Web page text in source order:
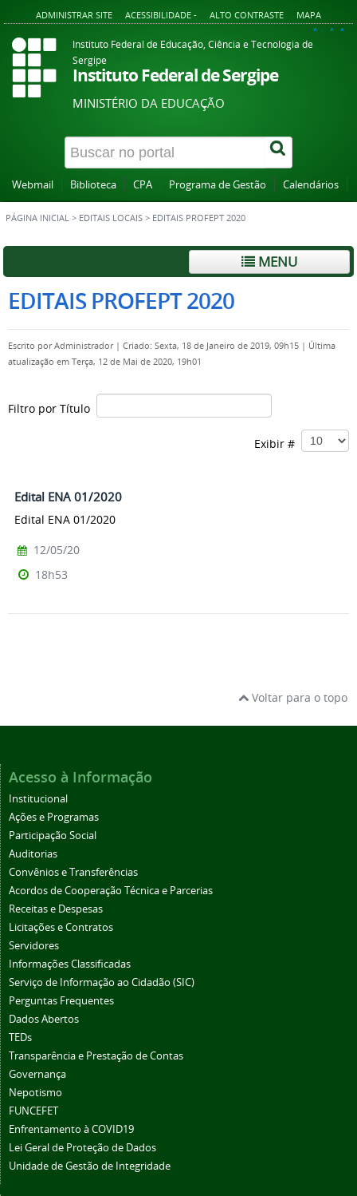
ADMINISTRAR SITE ACESSIBILIDADE - ALTO CONTRASTE MAPA
A+ A A-
Instituto Federal de Educação, Ciência e Tecnologia de
Sergipe
Instituto Federal de Sergipe
MINISTÉRIO DA EDUCAÇÃO
Webmail Biblioteca CPA Programa de Gestão Calendários
PÁGINA INICIAL > EDITAIS LOCAIS > EDITAIS PROFEPT 2020
MENU
EDITAIS PROFEPT 2020
Escrito porAdministrador | Criado: Sexta, 18 de Janeiro de 2019, 09h15 | Última
atualização em Terça, 12 de Mai de 2020, 19h01
Filtro por Título
Exibir #
Edital ENA 01/2020
Edital ENA 01/2020
12/05/20
18h53
Voltar para o topo
Acesso à Informação
Institucional
Ações e Programas
Participação Social
Auditorias
Convênios e Transferências
Acordos de Cooperação Técnica e Parcerias
Receitas e Despesas
Licitações e Contratos
Servidores
Informações Classificadas
Serviço de Informação ao Cidadão (SIC)
Perguntas Frequentes
Dados Abertos
TEDs
Transparência e Prestação de Contas
Governança
Nepotismo
FUNCEFET
Enfrentamento à COVID19
Lei Geral de Proteção de Dados
Unidade de Gestão de Integridade